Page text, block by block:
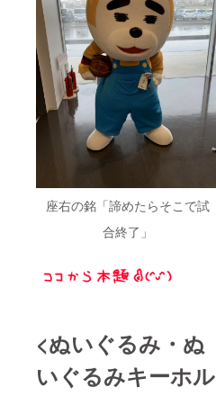
座右の銘「諦めたらそこで試
合終了」
<ぬいぐるみ・ぬ
いぐるみキーホル